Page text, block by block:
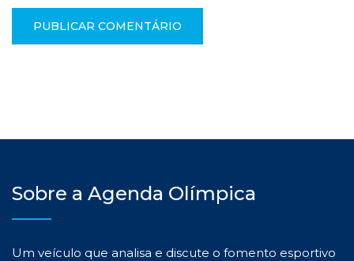
Sobre a Agenda Olímpica
Um veículo que analisa e discute o fomento esportivo